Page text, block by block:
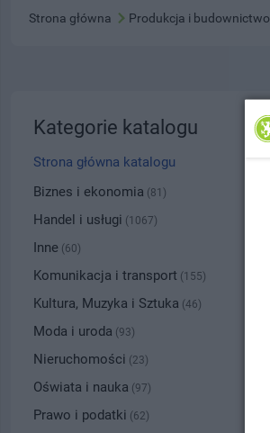
Strona główna Produkcja i budownictwo
Kategorie katalogu
Strona główna katalogu
Biznes i ekonomia (81)
Handel i usługi (1067)
Inne (60)
Komunikacja i transport (155)
Kultura, Muzyka i Sztuka (46)
Moda i uroda (93)
Nieruchomości (23)
Oświata i nauka (97)
Prawo i podatki (62)